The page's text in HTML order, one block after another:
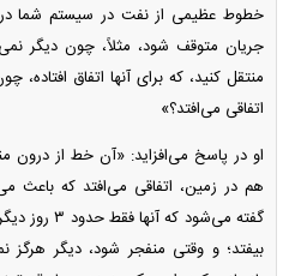
خطوط عظیمی از نفت در سیستم شما
جریان متوقف شود، مثلاً، چون دیگر
منتقل کنید، که برای آنها اتفاق
اتفاقی می‌افتد؟»
او در پاسخ می‌افزاید: «آن خط از درون
هم در زمین، اتفاقی می‌افتد که باعث
گفته می‌شود
بیفتد؛ و وقتی منفجر شود، دیگر